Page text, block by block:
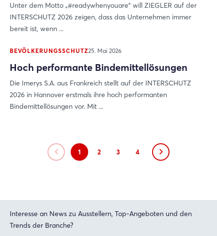
Unter dem Motto „#readywhenyouare“ will ZIEGLER auf der
INTERSCHUTZ 2026 zeigen, dass das Unternehmen immer
bereit ist, wenn ...
BEVÖLKERUNGSSCHUTZ25. Mai 2026
Hoch performante Bindemittellösungen
Die Imerys S.A. aus Frankreich stellt auf der INTERSCHUTZ
2026 in Hannover erstmals ihre hoch performanten
Bindemittellösungen vor. Mit ...
1 2 3 4
Interesse an News zu Ausstellern, Top-Angeboten und den
Trends der Branche?